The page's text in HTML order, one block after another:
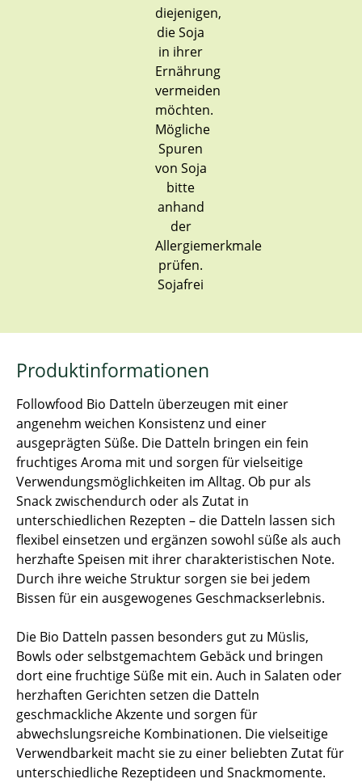
Sojafrei
Produktinformationen
Followfood Bio Datteln überzeugen mit einer
angenehm weichen Konsistenz und einer
ausgeprägten Süße. Die Datteln bringen ein fein
fruchtiges Aroma mit und sorgen für vielseitige
Verwendungsmöglichkeiten im Alltag. Ob pur als
Snack zwischendurch oder als Zutat in
unterschiedlichen Rezepten – die Datteln lassen sich
flexibel einsetzen und ergänzen sowohl süße als auch
herzhafte Speisen mit ihrer charakteristischen Note.
Durch ihre weiche Struktur sorgen sie bei jedem
Bissen für ein ausgewogenes Geschmackserlebnis.
Die Bio Datteln passen besonders gut zu Müslis,
Bowls oder selbstgemachtem Gebäck und bringen
dort eine fruchtige Süße mit ein. Auch in Salaten oder
herzhaften Gerichten setzen die Datteln
geschmackliche Akzente und sorgen für
abwechslungsreiche Kombinationen. Die vielseitige
Verwendbarkeit macht sie zu einer beliebten Zutat für
unterschiedliche Rezeptideen und Snackmomente.